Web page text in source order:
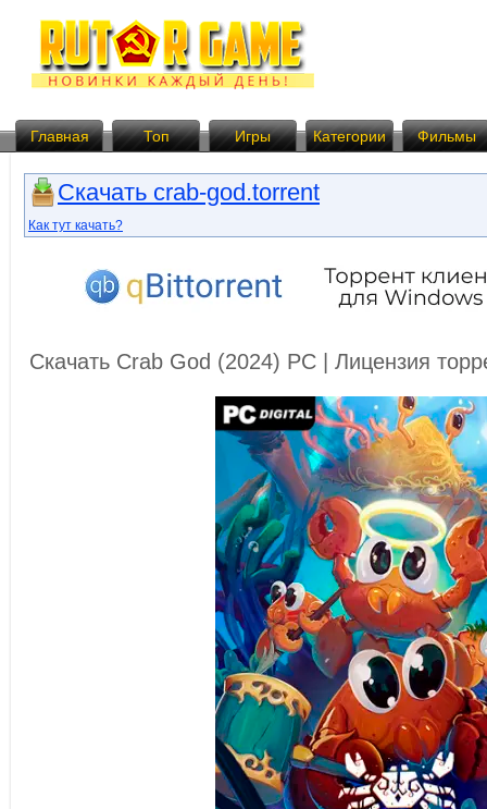
Главная Топ Игры Категории Фильмы
Скачать crab-god.torrent
Как тут качать?
Скачать Crab God (2024) PC | Лицензия